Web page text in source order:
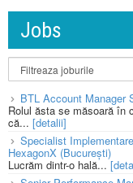
Jobs
BTL Account Manager
Rolul ăsta se măsoară în
că... [detalii]
Specialist
HexagonX (București)
Lucrăm dintr-o hală...